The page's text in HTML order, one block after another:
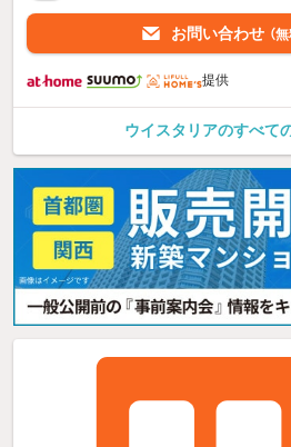
お問い合わせ （
提供
ウイスタリアのすべて